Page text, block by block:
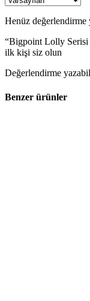
Henüz değerlendirme
“Bigpoint Lolly Serisi
ilk kişi siz olun
Değerlendirme
Benzer ürünler